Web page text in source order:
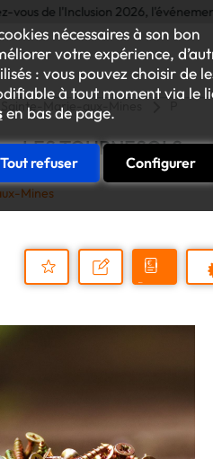
nécessaires à son bon
votre expérience,
: vous pouvez choisir de
à tout moment via le
en bas de page.
Tout refuser Configurer
de l'Inclusion 2026, l'événement
Sainte-Marie-aux-Mines
LES TOURNESOLS
Mines
Nous
Demander